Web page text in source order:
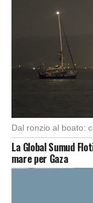
La Global Sumud
mare per Gaza